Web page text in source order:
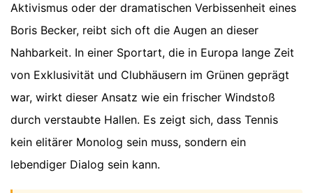
Aktivismus oder der dramatischen Verbissenheit eines
Boris Becker, reibt sich oft die Augen an dieser
Nahbarkeit. In einer Sportart, die in Europa lange Zeit
von Exklusivität und Clubhäusern im Grünen geprägt
war, wirkt dieser Ansatz wie ein frischer Windstoß
durch verstaubte Hallen. Es zeigt sich, dass Tennis
kein elitärer Monolog sein muss, sondern ein
lebendiger Dialog sein kann.